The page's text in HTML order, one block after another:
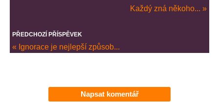
Každý zná někoho... »
PŘEDCHOZÍ PŘÍSPĚVEK
« Ignorace je nejlepší způsob...
Napsat komentář